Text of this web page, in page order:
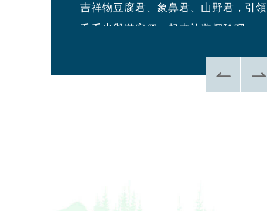
吉祥物豆腐君、象鼻君、山野君，引領
毛毛蟲與遊客們一起來旅遊探險吧。